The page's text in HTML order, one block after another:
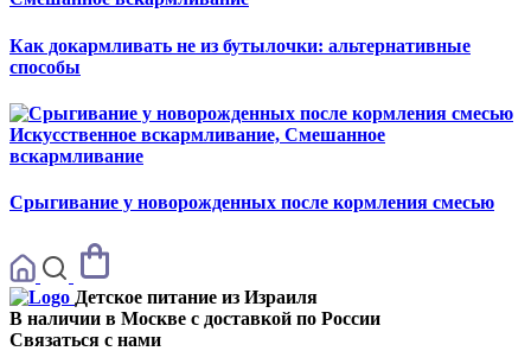
Как докармливать не из бутылочки: альтернативные
способы
Искусственное вскармливание, Смешанное
вскармливание
Срыгивание у новорожденных после кормления смесью
Детское питание из Израиля
В наличии в Москве с доставкой по России
Связаться с нами